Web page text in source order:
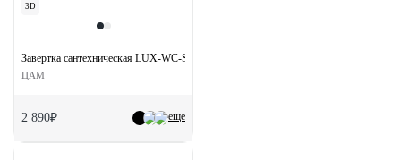
3D
еще
Завертка сантехническая LUX-WC-S5 NERO на квадратной розетке цвет черный
ЦАМ
2 890₽